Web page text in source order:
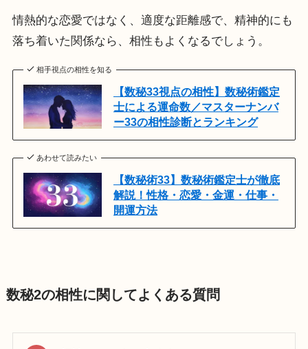
情熱的な恋愛ではなく、適度な距離感で、精神的にも
落ち着いた関係なら、相性もよくなるでしょう。
相手視点の相性を知る
【数秘33視点の相性】数秘術鑑定
士による運命数／マスターナンバ
ー33の相性診断とランキング
あわせて読みたい
【数秘術33】数秘術鑑定士が徹底
解説！性格・恋愛・金運・仕事・
開運方法
数秘2の相性に関してよくある質問